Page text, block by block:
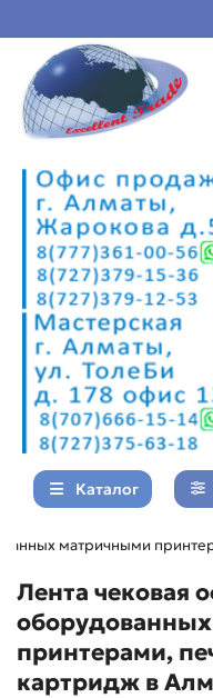
Каталог
матричными
Лента чековая
принтерами,
картридж в